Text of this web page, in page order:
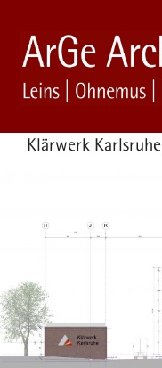
Klärwerk Karlsruhe